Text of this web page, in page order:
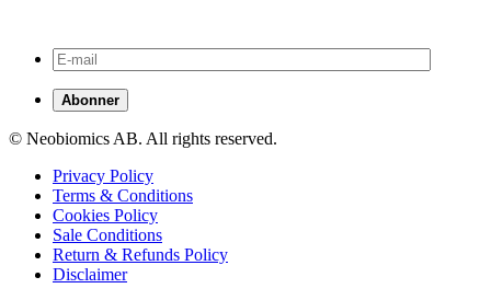
© Neobiomics AB. All rights reserved.
Privacy Policy
Terms & Conditions
Cookies Policy
Sale Conditions
Return & Refunds Policy
Disclaimer